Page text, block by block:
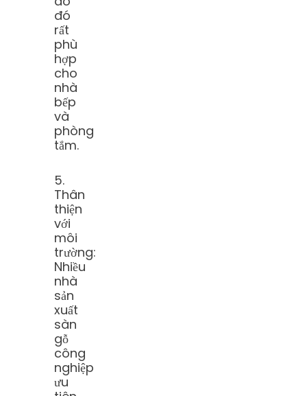
đó
rất
phù
hợp
cho
nhà
bếp
và
phòng
tắm.
5.
Thân
thiện
với
môi
trường:
Nhiều
nhà
sản
xuất
sàn
gỗ
công
nghiệp
ưu